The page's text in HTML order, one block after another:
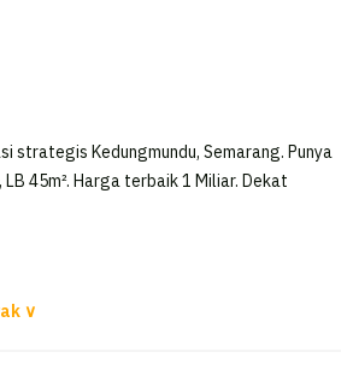
strategis Kedungmundu, Semarang. Punya
LB 45m². Harga terbaik 1 Miliar. Dekat